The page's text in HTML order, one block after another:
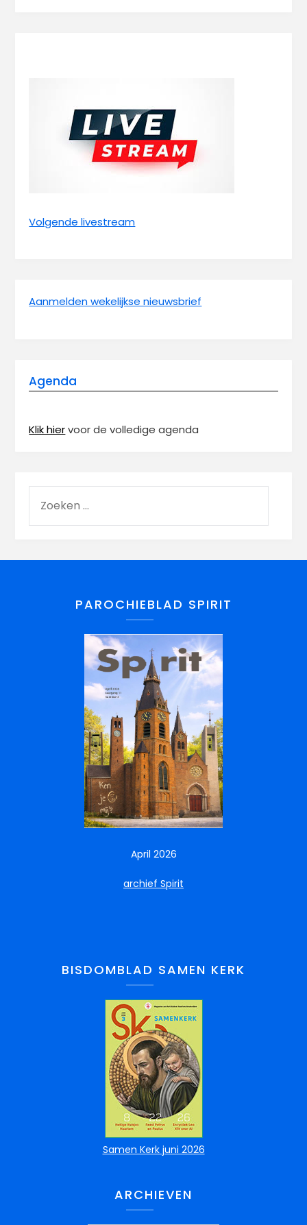
Volgende livestream
Aanmelden wekelijkse nieuwsbrief
Agenda
Klik hiervoor de volledige agenda
PAROCHIEBLAD SPIRIT
April 2026
archief Spirit
BISDOMBLAD SAMEN KERK
Samen Kerk juni 2026
ARCHIEVEN